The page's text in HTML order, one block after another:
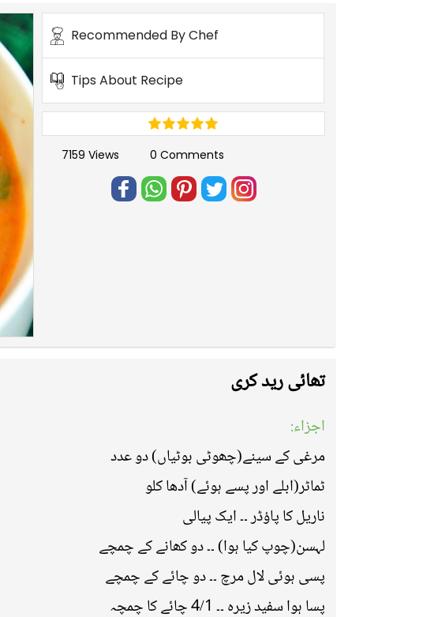
Recommended By Chef
Tips About Recipe
7159 Views 0 Comments
تھائی رید کری
اجزاء:
مرغی کے سینے(چھوٹی بوٹیاں) دو عدد
ٹماٹر(ابلے اور پسے ہوئے) آدھا کلو
ناریل کا پاؤڈر ۔۔ ایک پیالی
لہسن(چوپ کیا ہوا) ۔۔ دو کھانے کے چمچے
پسی ہوئی لال مرچ ۔۔ دو چائے کے چمچے
پسا ہوا سفید زیرہ ۔۔ 4/1 چائے کا چمچہ